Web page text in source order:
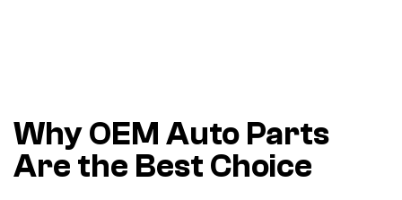
Why OEM Auto Parts
Are the Best Choice